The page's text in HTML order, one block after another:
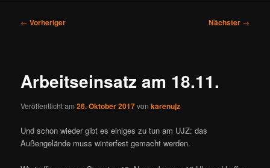
Beitragsnavigation
← Vorheriger Nächster →
Arbeitseinsatz am 18.11.
Veröffentlicht am26. Oktober 2017vonkarenujz
Und schon wieder gibt es einiges zu tun am UJZ: das
Außengelände muss winterfest gemacht werden.